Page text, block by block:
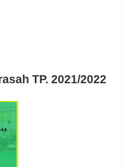
TP. 2021/2022